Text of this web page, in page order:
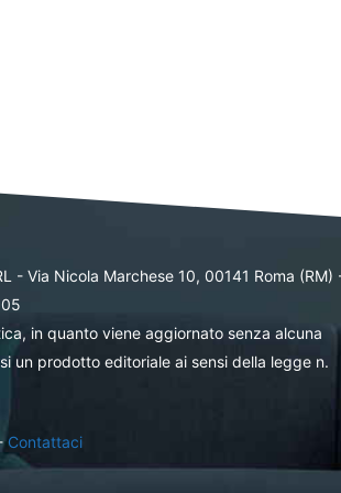
- Via Nicola Marchese 10, 00141 Roma (RM)
in quanto viene aggiornato senza alcuna
un prodotto editoriale ai sensi della legge n.
Contattaci